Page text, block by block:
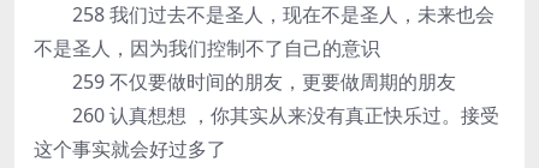
258 我们过去不是圣人，现在不是圣人，未来也会
不是圣人，因为我们控制不了自己的意识
259 不仅要做时间的朋友，更要做周期的朋友
260 认真想想 ，你其实从来没有真正快乐过。接受
这个事实就会好过多了